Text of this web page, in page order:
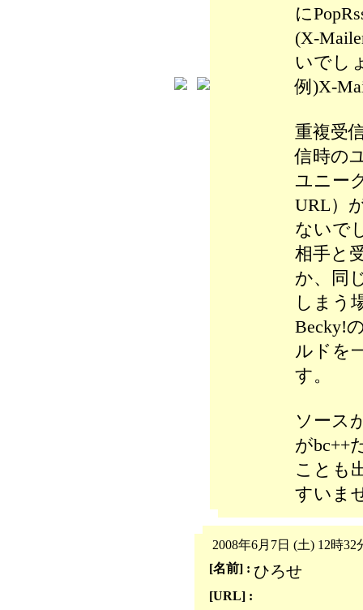
に
(X-
いでし
例)X-
重複受
信時の
ユニー
URL）
ないで
相手と
か、同
しまう
Becky!
ルドを
す。
ソース
がbc++
ことも
すいま
2008年6月7日 (土) 12時32
[名前] : ひろせ
[URL] :